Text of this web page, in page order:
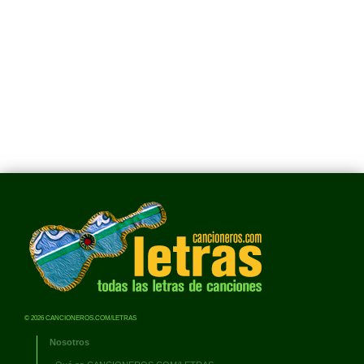
© 2026 CANCIONEROS.COM/LETRAS
Nosotros